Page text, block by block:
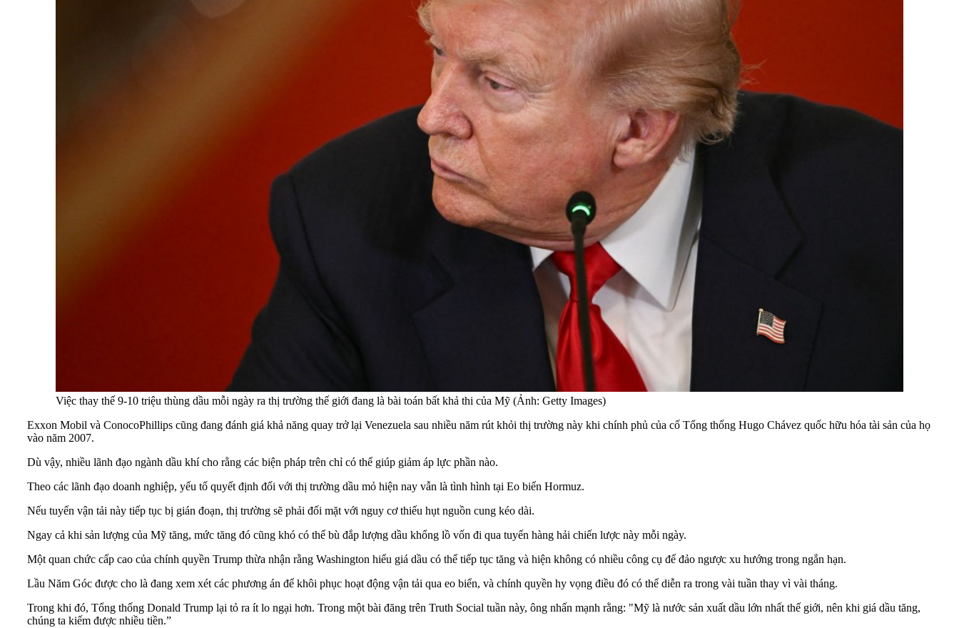
Việc thay thế 9-10 triệu thùng dầu mỗi ngày ra thị trường thế giới đang là bài toán bất khả thi của Mỹ (Ảnh: Getty Images)
Exxon Mobil và ConocoPhillips cũng đang đánh giá khả năng quay trở lại Venezuela sau nhiều năm rút khỏi thị trường này khi chính phủ của cố Tổng thống Hugo Chávez quốc hữu hóa tài sản của họ
vào năm 2007.
Dù vậy, nhiều lãnh đạo ngành dầu khí cho rằng các biện pháp trên chỉ có thể giúp giảm áp lực phần nào.
Theo các lãnh đạo doanh nghiệp, yếu tố quyết định đối với thị trường dầu mỏ hiện nay vẫn là tình hình tại Eo biển Hormuz.
Nếu tuyến vận tải này tiếp tục bị gián đoạn, thị trường sẽ phải đối mặt với nguy cơ thiếu hụt nguồn cung kéo dài.
Ngay cả khi sản lượng của Mỹ tăng, mức tăng đó cũng khó có thể bù đắp lượng dầu khổng lồ vốn đi qua tuyến hàng hải chiến lược này mỗi ngày.
Một quan chức cấp cao của chính quyền Trump thừa nhận rằng Washington hiểu giá dầu có thể tiếp tục tăng và hiện không có nhiều công cụ để đảo ngược xu hướng trong ngắn hạn.
Lầu Năm Góc được cho là đang xem xét các phương án để khôi phục hoạt động vận tải qua eo biển, và chính quyền hy vọng điều đó có thể diễn ra trong vài tuần thay vì vài tháng.
Trong khi đó, Tổng thống Donald Trump lại tỏ ra ít lo ngại hơn. Trong một bài đăng trên Truth Social tuần này, ông nhấn mạnh rằng: "Mỹ là nước sản xuất dầu lớn nhất thế giới, nên khi giá dầu tăng,
chúng ta kiếm được nhiều tiền.”